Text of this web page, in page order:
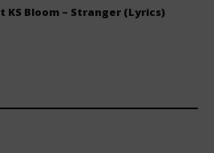
KS Bloom – Stranger (Lyrics)